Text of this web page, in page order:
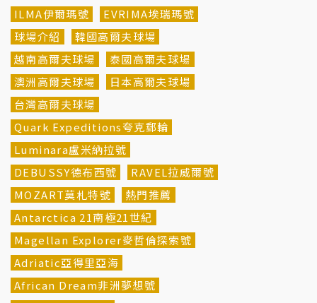
ILMA伊爾瑪號
EVRIMA埃瑞瑪號
球場介紹
韓國高爾夫球場
越南高爾夫球場
泰國高爾夫球場
澳洲高爾夫球場
日本高爾夫球場
台灣高爾夫球場
Quark Expeditions夸克郵輪
Luminara盧米納拉號
DEBUSSY德布西號
RAVEL拉威爾號
MOZART莫札特號
熱門推薦
Antarctica 21南極21世紀
Magellan Explorer麥哲倫探索號
Adriatic亞得里亞海
African Dream非洲夢想號